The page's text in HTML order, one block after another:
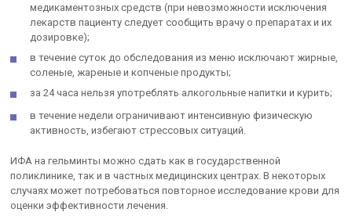
медикаментозных средств (при невозможности исключения
лекарств пациенту следует сообщить врачу о препаратах и их
дозировке);
в течение суток до обследования из меню исключают жирные,
соленые, жареные и копченые продукты;
за 24 часа нельзя употреблять алкогольные напитки и курить;
в течение недели ограничивают интенсивную физическую
активность, избегают стрессовых ситуаций.
ИФА на гельминты можно сдать как в государственной
поликлинике, так и в частных медицинских центрах. В некоторых
случаях может потребоваться повторное исследование крови для
оценки эффективности лечения.